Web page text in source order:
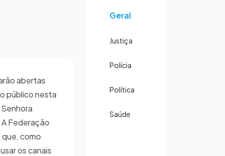
abertas
público nesta
Federação
como
os canais
Geral
Justiça
Polícia
Política
Saúde